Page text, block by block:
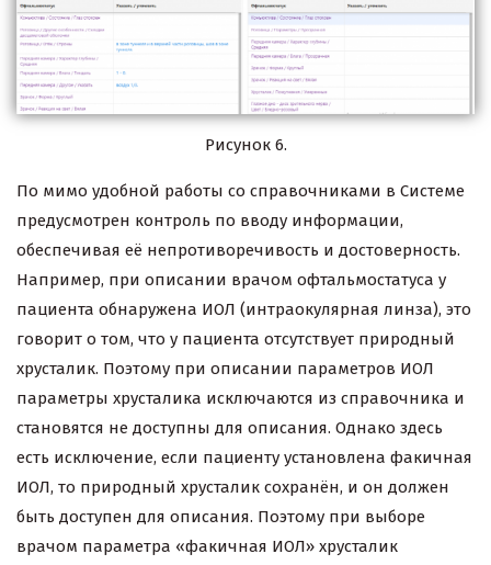
Рисунок 6.
По мимо удобной работы со справочниками в Системе
предусмотрен контроль по вводу информации,
обеспечивая её непротиворечивость и достоверность.
Например, при описании врачом офтальмостатуса у
пациента обнаружена ИОЛ (интраокулярная линза), это
говорит о том, что у пациента отсутствует природный
хрусталик. Поэтому при описании параметров ИОЛ
параметры хрусталика исключаются из справочника и
становятся не доступны для описания. Однако здесь
есть исключение, если пациенту установлена факичная
ИОЛ, то природный хрусталик сохранён, и он должен
быть доступен для описания. Поэтому при выборе
врачом параметра «факичная ИОЛ» хрусталик